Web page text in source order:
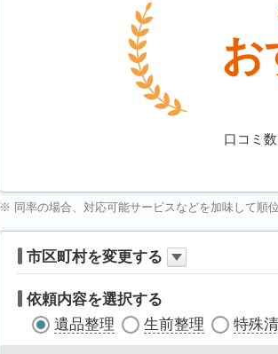
お
口コミ
※ 同率の場合、対応可能サービスなどを加味して順
市区町村を変更する
依頼内容を選択する
遺品整理
生前整理 特殊